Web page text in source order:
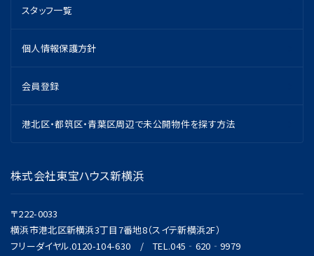
スタッフ一覧
個人情報保護方針
会員登録
港北区・都筑区・青葉区周辺で未公開物件を探す方法
株式会社東宝ハウス新横浜
〒222-0033
横浜市港北区新横浜3丁目7番地8（スイテ新横浜2F）
フリーダイヤル.0120-104-630 / TEL.045‐620‐9979